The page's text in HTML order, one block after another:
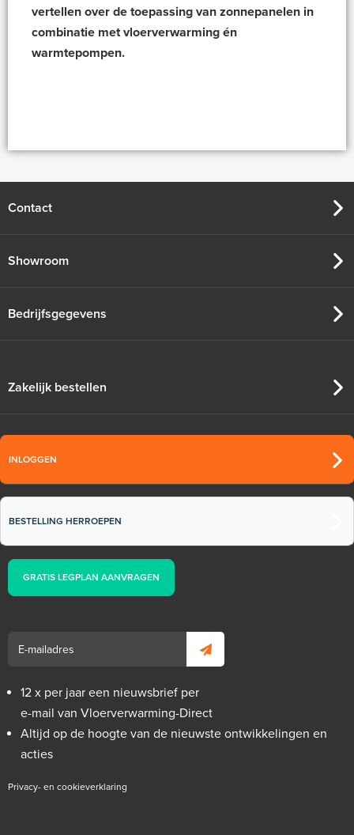
vertellen over de toepassing van zonnepanelen in
combinatie met vloerverwarming én
warmtepompen.
Contact
Showroom
Bedrijfsgegevens
Zakelijk bestellen
INLOGGEN
BESTELLING HERROEPEN
GRATIS LEGPLAN AANVRAGEN
12 x per jaar een nieuwsbrief per
e-mail van Vloerverwarming-Direct
Altijd op de hoogte van de nieuwste ontwikkelingen en
acties
Privacy- en cookieverklaring